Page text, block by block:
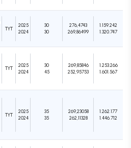
TYT
2025
2024
30
30
276,4743
269,86499
1.159.242
1.320.747
TYT
2025
2024
30
45
269,85846
252,95753
1.253.266
1.601.567
TYT
2025
2024
35
35
269,23058
262,11328
1.262.177
1.446.712